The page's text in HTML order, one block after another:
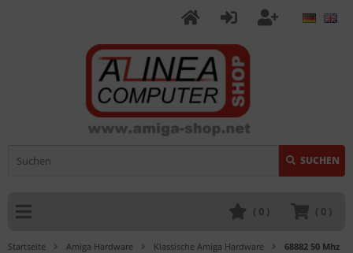
SUCHEN
( 0 )
( 0 )
Startseite Amiga Hardware Klassische Amiga Hardware
68882 50 Mhz